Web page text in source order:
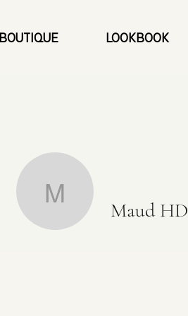
BOUTIQUE LOOKBOOK
Maud HD
Maud HD